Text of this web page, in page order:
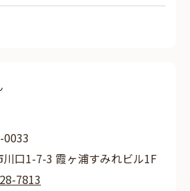
0033
川口1-7-3 霞ヶ浦すみれビル1F
7813